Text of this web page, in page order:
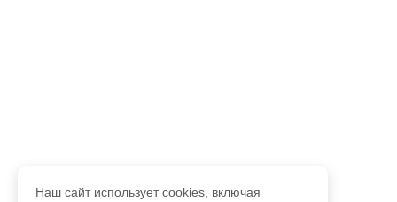
Наш сайт использует cookies, включая